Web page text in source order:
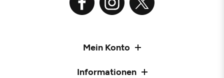
Mein Konto
Informationen